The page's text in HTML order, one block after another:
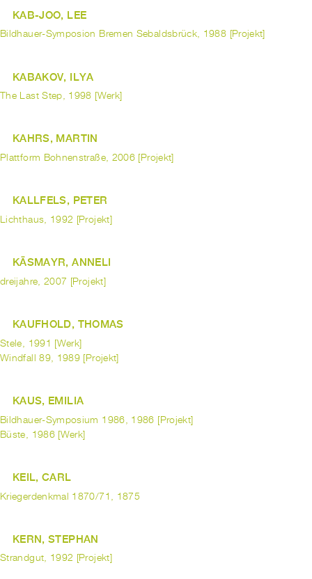
KAB-JOO, LEE
Bildhauer-Symposion Bremen Sebaldsbrück, 1988 [Projekt]
KABAKOV, ILYA
The Last Step, 1998 [Werk]
KAHRS, MARTIN
Plattform Bohnenstraße, 2006 [Projekt]
KALLFELS, PETER
Lichthaus, 1992 [Projekt]
KÄSMAYR, ANNELI
dreijahre, 2007 [Projekt]
KAUFHOLD, THOMAS
Stele, 1991 [Werk]
Windfall 89, 1989 [Projekt]
KAUS, EMILIA
Bildhauer-Symposium 1986, 1986 [Projekt]
Büste, 1986 [Werk]
KEIL, CARL
Kriegerdenkmal 1870/71, 1875
KERN, STEPHAN
Strandgut, 1992 [Projekt]